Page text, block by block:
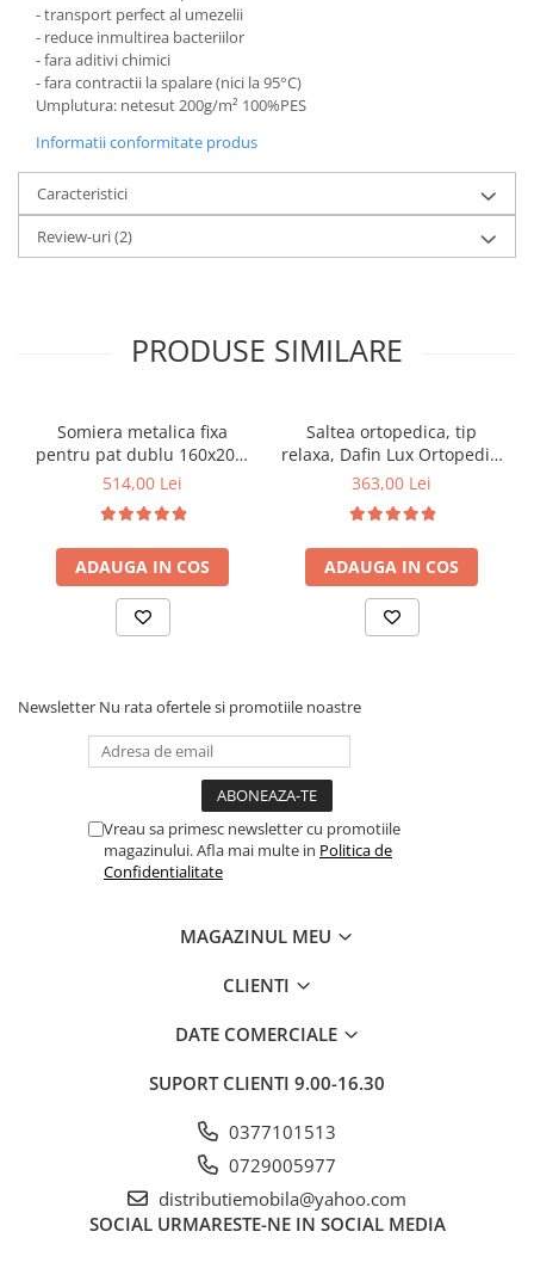
- transport perfect al umezelii
- reduce inmultirea bacteriilor
- fara aditivi chimici
- fara contractii la spalare (nici la 95°C)
Umplutura: netesut 200g/m² 100%PES
Informatii conformitate produs
Caracteristici
Review-uri(2)
PRODUSE SIMILARE
Somiera metalica fixa
pentru pat dublu 160x200,
6 picioare, 32 lamele lemn
saltea ferm, negru
514,00 Lei
ADAUGA IN COS
Saltea ortopedica, tip
relaxa, Dafin Lux Ortopedic,
90x200x21cm, fermitate
tip Bonell, fata vara-iarna,
sistem de aerisire cu
butoni, Salt Confort
363,00 Lei
ADAUGA IN COS
Newsletter Nu rata ofertele si promotiile noastre
Vreau sa primesc newsletter cu promotiile
magazinului. Afla mai multe in Politica de
Confidentialitate
MAGAZINUL MEU
CLIENTI
DATE COMERCIALE
SUPORT CLIENTI 9.00-16.30
0377101513
0729005977
distributiemobila@yahoo.com
SOCIAL URMARESTE-NE IN SOCIAL MEDIA